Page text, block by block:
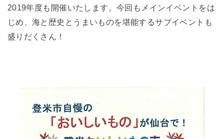
2019年度も開催いたします。今回もメインイベントをは
じめ、海と歴史とうまいものを堪能するサブイベントも
盛りだくさん！